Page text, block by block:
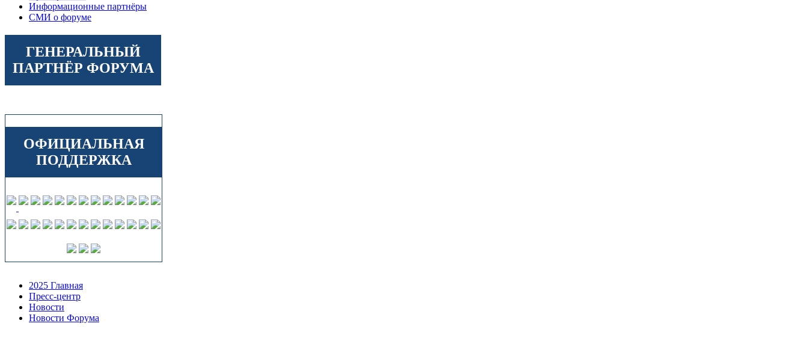
Информационные партнёры
СМИ о форуме
ГЕНЕРАЛЬНЫЙ
ПАРТНЁР ФОРУМА
ОФИЦИАЛЬНАЯ
ПОДДЕРЖКА
2025 Главная
Пресс-центр
Новости
Новости Форума